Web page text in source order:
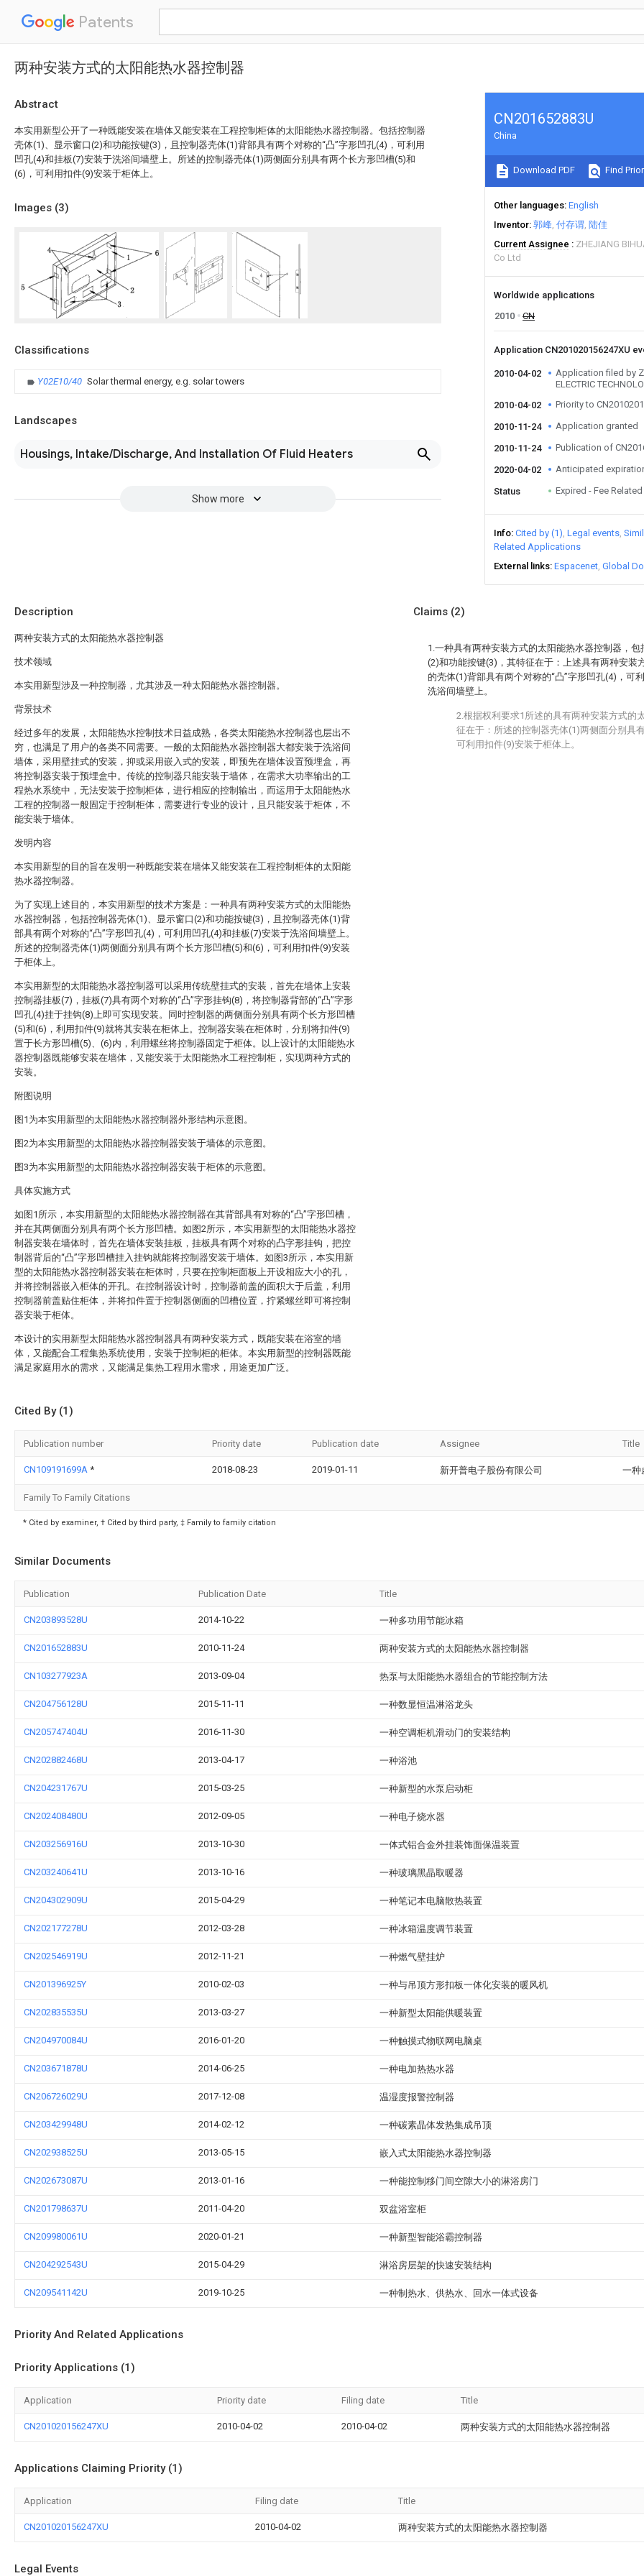
Patents
两种安装方式的太阳能热水器控制器
Abstract
本实用新型公开了一种既能安装在墙体又能安装在工程控制柜体的太阳能热水器控制器。包括控制器
壳体(1)、显示窗口(2)和功能按键(3)，且控制器壳体(1)背部具有两个对称的“凸”字形凹孔(4)，可利用
凹孔(4)和挂板(7)安装于洗浴间墙壁上。所述的控制器壳体(1)两侧面分别具有两个长方形凹槽(5)和
(6)，可利用扣件(9)安装于柜体上。
Images (3)
Classifications
Y02E10/40 Solar thermal energy, e.g. solar towers
Landscapes
Housings, Intake/Discharge, And Installation Of Fluid Heaters
Show more
CN201652883U
China
Download PDF Find
Other languages English
Inventor 郭峰 付存谓 陆佳
Current Assignee
ZHEJIANG
Co Ltd
Worldwide applications
2010
CN
Application CN201020156247XU
2010-04-02
Application filed by
ELECTRIC
2010-04-02
Priority to
2010-11-24 Application granted
2010-11-24 Publication of
2020-04-02 Anticipated
Status Expired - Fee Related
Info Cited by (1) Legal events
Related Applications
External links Espacenet Global
Description
两种安装方式的太阳能热水器控制器
技术领域
本实用新型涉及一种控制器，尤其涉及一种太阳能热水器控制器。
背景技术
经过多年的发展，太阳能热水控制技术日益成熟，各类太阳能热水控制器也层出不
穷，也满足了用户的各类不同需要。一般的太阳能热水器控制器大都安装于洗浴间
墙体，采用壁挂式的安装，抑或采用嵌入式的安装，即预先在墙体设置预埋盒，再
将控制器安装于预埋盒中。传统的控制器只能安装于墙体，在需求大功率输出的工
程热水系统中，无法安装于控制柜体，进行相应的控制输出，而运用于太阳能热水
工程的控制器一般固定于控制柜体，需要进行专业的设计，且只能安装于柜体，不
能安装于墙体。
发明内容
本实用新型的目的旨在发明一种既能安装在墙体又能安装在工程控制柜体的太阳能
热水器控制器。
为了实现上述目的，本实用新型的技术方案是：一种具有两种安装方式的太阳能热
水器控制器，包括控制器壳体(1)、显示窗口(2)和功能按键(3)，且控制器壳体(1)背
部具有两个对称的“凸”字形凹孔(4)，可利用凹孔(4)和挂板(7)安装于洗浴间墙壁上。
所述的控制器壳体(1)两侧面分别具有两个长方形凹槽(5)和(6)，可利用扣件(9)安装
于柜体上。
本实用新型的太阳能热水器控制器可以采用传统壁挂式的安装，首先在墙体上安装
控制器挂板(7)，挂板(7)具有两个对称的“凸”字形挂钩(8)，将控制器背部的“凸”字形
凹孔(4)挂于挂钩(8)上即可实现安装。同时控制器的两侧面分别具有两个长方形凹槽
(5)和(6)，利用扣件(9)就将其安装在柜体上。控制器安装在柜体时，分别将扣件(9)
置于长方形凹槽(5)、(6)内，利用螺丝将控制器固定于柜体。以上设计的太阳能热水
器控制器既能够安装在墙体，又能安装于太阳能热水工程控制柜，实现两种方式的
安装。
附图说明
图1为本实用新型的太阳能热水器控制器外形结构示意图。
图2为本实用新型的太阳能热水器控制器安装于墙体的示意图。
图3为本实用新型的太阳能热水器控制器安装于柜体的示意图。
具体实施方式
如图1所示，本实用新型的太阳能热水器控制器在其背部具有对称的“凸”字形凹槽，
并在其两侧面分别具有两个长方形凹槽。如图2所示，本实用新型的太阳能热水器控
制器安装在墙体时，首先在墙体安装挂板，挂板具有两个对称的凸字形挂钩，把控
制器背后的“凸”字形凹槽挂入挂钩就能将控制器安装于墙体。如图3所示，本实用新
型的太阳能热水器控制器安装在柜体时，只要在控制柜面板上开设相应大小的孔，
并将控制器嵌入柜体的开孔。在控制器设计时，控制器前盖的面积大于后盖，利用
控制器前盖贴住柜体，并将扣件置于控制器侧面的凹槽位置，拧紧螺丝即可将控制
器安装于柜体。
本设计的实用新型太阳能热水器控制器具有两种安装方式，既能安装在浴室的墙
体，又能配合工程集热系统使用，安装于控制柜的柜体。本实用新型的控制器既能
满足家庭用水的需求，又能满足集热工程用水需求，用途更加广泛。
Claims (2)
1.一种具有两种安装方式的太阳能热水器控制器，
(2)和功能按键(3)，其特征在于：上述具有两种安装
的壳体(1)背部具有两个对称的“凸”字形凹孔(4)，可
洗浴间墙壁上。
2.根据权利要求1所述的具有两种安装方式的
征在于：所述的控制器壳体(1)两侧面分别具
可利用扣件(9)安装于柜体上。
Cited By (1)
Publication number Priority date Publication date Assignee Title
CN109191699A * 2018-08-23 2019-01-11 新开普电子股份有限公司 一种
Family To Family Citations
* Cited by examiner, † Cited by third party, ‡ Family to family citation
Similar Documents
Publication Publication Date Title
CN203893528U 2014-10-22 一种多功用节能冰箱
CN201652883U 2010-11-24 两种安装方式的太阳能热水器控制器
CN103277923A 2013-09-04 热泵与太阳能热水器组合的节能控制方法
CN204756128U 2015-11-11 一种数显恒温淋浴龙头
CN205747404U 2016-11-30 一种空调柜机滑动门的安装结构
CN202882468U 2013-04-17 一种浴池
CN204231767U 2015-03-25 一种新型的水泵启动柜
CN202408480U 2012-09-05 一种电子烧水器
CN203256916U 2013-10-30 一体式铝合金外挂装饰面保温装置
CN203240641U 2013-10-16 一种玻璃黑晶取暖器
CN204302909U 2015-04-29 一种笔记本电脑散热装置
CN202177278U 2012-03-28 一种冰箱温度调节装置
CN202546919U 2012-11-21 一种燃气壁挂炉
CN201396925Y 2010-02-03 一种与吊顶方形扣板一体化安装的暖风机
CN202835535U 2013-03-27 一种新型太阳能供暖装置
CN204970084U 2016-01-20 一种触摸式物联网电脑桌
CN203671878U 2014-06-25 一种电加热热水器
CN206726029U 2017-12-08 温湿度报警控制器
CN203429948U 2014-02-12 一种碳素晶体发热集成吊顶
CN202938525U 2013-05-15 嵌入式太阳能热水器控制器
CN202673087U 2013-01-16 一种能控制移门间空隙大小的淋浴房门
CN201798637U 2011-04-20 双盆浴室柜
CN209980061U 2020-01-21 一种新型智能浴霸控制器
CN204292543U 2015-04-29 淋浴房层架的快速安装结构
CN209541142U 2019-10-25 一种制热水、供热水、回水一体式设备
Priority And Related Applications
Priority Applications (1)
Application Priority date Filing date Title
CN201020156247XU 2010-04-02 2010-04-02 两种安装方式的太阳能热水器控制器
Applications Claiming Priority (1)
Application Filing date Title
CN201020156247XU 2010-04-02 两种安装方式的太阳能热水器控制器
Legal Events